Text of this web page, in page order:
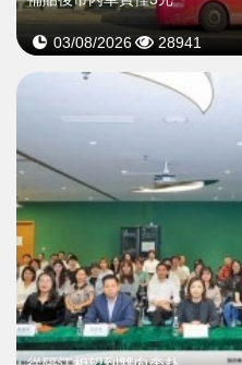
03/08/2026 28941